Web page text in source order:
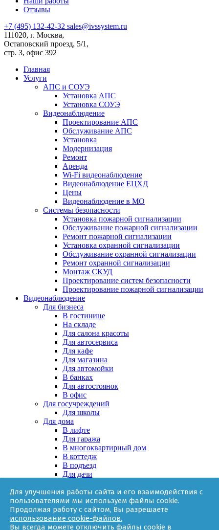
Отзывы
+7 (495) 132-42-32 sales@ivssystem.ru
111020, г. Москва,
Остаповский проезд, 5/1,
стр. 3, офис 392
Для улучшения работы сайта и его взаимодействия с
пользователями мы используем файлы cookie.
Продолжая работу с сайтом, Вы разрешаете
использование cookie-файлов.
Вы всегда можете отключить файлы cookie в
Главная
Услуги
АПС и СОУЭ
Установка АПС
Установка СОУЭ
Видеонаблюдение
Проектирование АПС
Обслуживание АПС
Установка
Модернизация
Ремонт
Аренда
Wi-Fi видеонаблюдение
Видеонаблюдение ЕЦХД
Цены
Видеонаблюдение в МО
Системы безопасности
Установка пожарной сигнализации
Обслуживание пожарной сигнализации
Ремонт пожарной сигнализации
Установка охранной сигнализации
Обслуживание охранной сигнализации
Ремонт охранной сигнализации
Монтаж СКУД
Проектирование систем безопасности
Проектирование пожарной сигнализации
Видеонаблюдение
Для бизнеса
В гостинице
На складе
Для салона красоты
Для автосервиса
Для кафе
Для магазина
Для автомойки
В банках
Для автостоянок
В офис
Для госучреждений
Для школы
Для дома
В лифте
Для гаража
В многоквартирный дом
В коттедж
В подъезд
Для дачи
За няней
В квартире
Для ТСЖ
Оборудование
Онлайн-калькулятор